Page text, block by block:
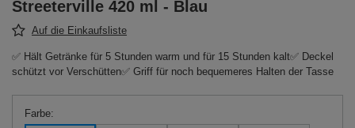
Streeterville 420 ml - Blau
Auf die Einkaufsliste
✅ Hält Getränke für 5 Stunden warm und für 15 Stunden kalt✅ Deckel
schützt vor Verschütten✅ Griff für noch bequemeres Halten der Tasse
Farbe